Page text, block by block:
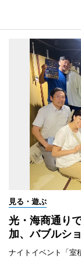
見る・遊ぶ
光・海商通り
加、バブルシ
ナイトイベント「室